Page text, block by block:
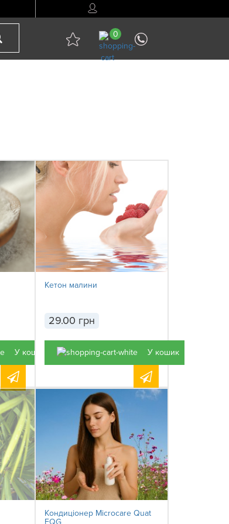
0
У кошик
Кетон малини
29.00 грн
У кошик
Кондиціонер Microcare Quat
EQG